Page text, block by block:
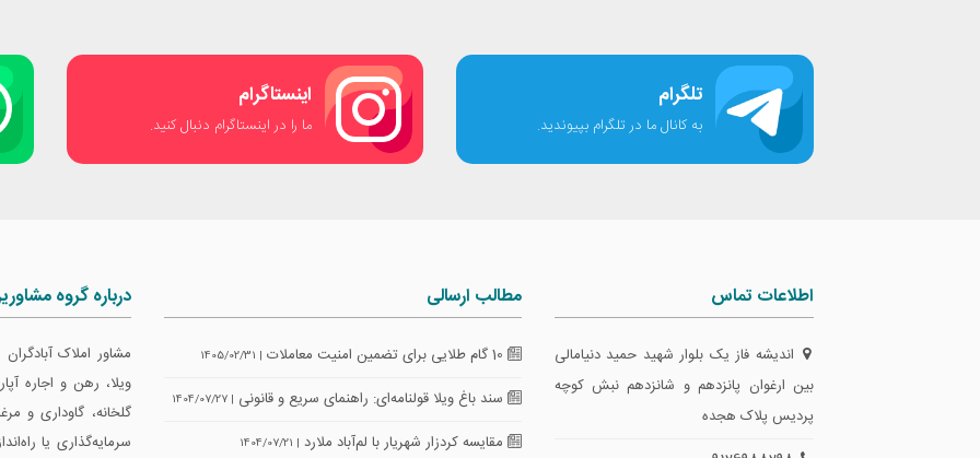
تلگرام
به کانال ما در تلگرام بپیوندید.
اینستاگرام
ما را در اینستاگرام دنبال کنید.
اطلاعات تماس
اندیشه فاز یک بلوار شهید حمید دنیامالی
بین ارغوان پانزدهم و شانزدهم نبش کوچه
پردیس پلاک هجده
مطالب ارسالی
| 1405/02/31
سند باغ ویلا قولنامه‌ای: راهنمای سریع و قانونی | 1404/07/27
مقایسه کردزار شهریار با لم‌آباد ملارد | 1404/07/21
درباره گروه
مشاور املاک
ویلا، رهن و اجاره
گلخانه، گاوداری و
سرمایه‌گذاری یا